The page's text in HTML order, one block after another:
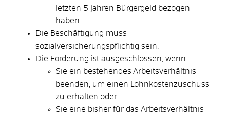
letzten 5 Jahren Bürgergeld bezogen
haben.
Die Beschäftigung muss
sozialversicherungspflichtig sein.
Die Förderung ist ausgeschlossen, wenn
Sie ein bestehendes Arbeitsverhältnis
beenden, um einen Lohnkostenzuschuss
zu erhalten oder
Sie eine bisher für das Arbeitsverhältnis